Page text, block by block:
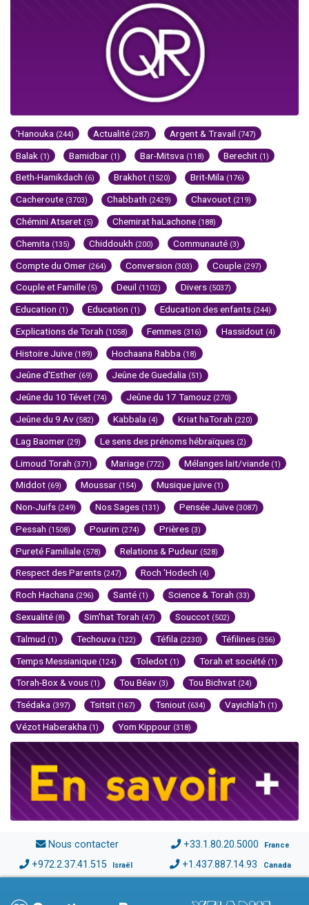
'Hanouka (244) Actualité (287) Argent & Travail (747)
Balak (1) Bamidbar (1) Bar-Mitsva (118) Berechit (1)
Beth-Hamikdach (6) Brakhot (1520) Brit-Mila (176)
Cacheroute (3703) Chabbath (2429) Chavouot (219)
Chémini Atseret (5) Chemirat haLachone (188)
Chemita (135) Chiddoukh (200) Communauté (3)
Compte du Omer (264) Conversion (303) Couple (297)
Couple et Famille (5) Deuil (1102) Divers (5037)
Education (1) Education (1) Education des enfants (244)
Explications de Torah (1058) Femmes (316) Hassidout (4)
Histoire Juive (189) Hochaana Rabba (18)
Jeûne d'Esther (69) Jeûne de Guedalia (51)
Jeûne du 10 Tévet (74) Jeûne du 17 Tamouz (270)
Jeûne du 9 Av (582) Kabbala (4) Kriat haTorah (220)
Lag Baomer (29) Le sens des prénoms hébraïques (2)
Limoud Torah (371) Mariage (772) Mélanges lait/viande (1)
Middot (69) Moussar (154) Musique juive (1)
Non-Juifs (249) Nos Sages (131) Pensée Juive (3087)
Pessah (1508) Pourim (274) Prières (3)
Pureté Familiale (578) Relations & Pudeur (528)
Respect des Parents (247) Roch 'Hodech (4)
Roch Hachana (296) Santé (1) Science & Torah (33)
Sexualité (8) Sim'hat Torah (47) Souccot (502)
Talmud (1) Techouva (122) Téfila (2230) Téfilines (356)
Temps Messianique (124) Toledot (1) Torah et société (1)
Torah-Box & vous (1) Tou Béav (3) Tou Bichvat (24)
Tsédaka (397) Tsitsit (167) Tsniout (634) Vayichla'h (1)
Vézot Haberakha (1) Yom Kippour (318)
Nous contacter +33.1.80.20.5000 France
+972.2.37.41.515 Israël +1.437.887.14.93 Canada